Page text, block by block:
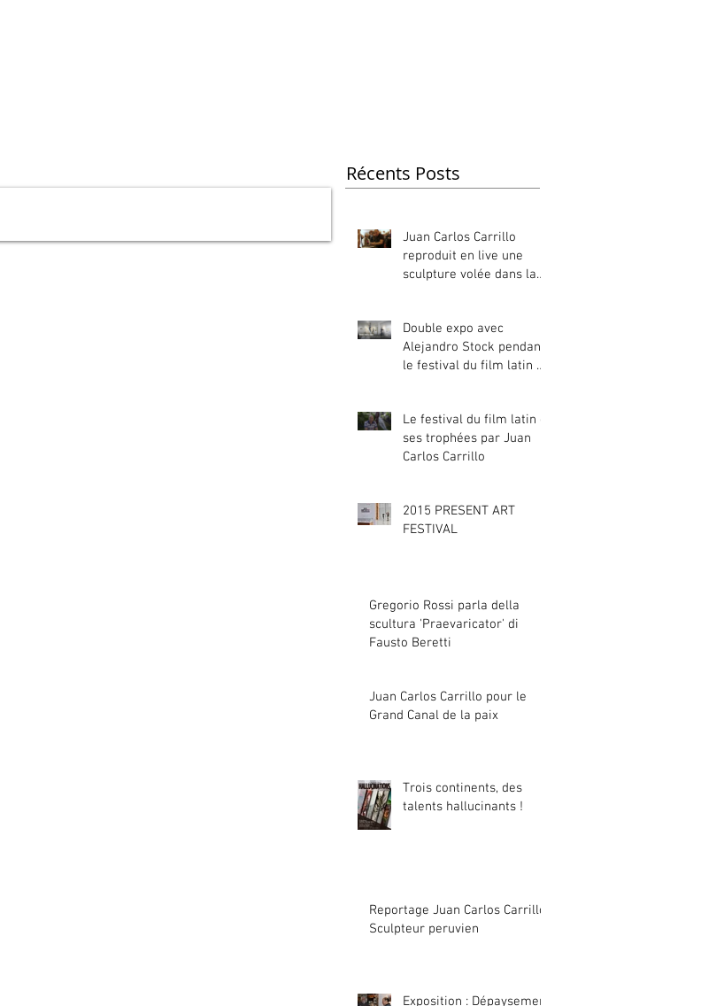
Récents Posts
Juan Carlos Carrillo
reproduit en live une
sculpture volée dans la
Double expo avec
Alejandro Stock pendant
le festival du film latin à
Le festival du film latin et
ses trophées par Juan
Carlos Carrillo
2015 PRESENT ART
FESTIVAL
Gregorio Rossi parla della
scultura 'Praevaricator' di
Fausto Beretti
Juan Carlos Carrillo pour le
Grand Canal de la paix
Trois continents, des
talents hallucinants !
Reportage Juan Carlos Carrillo,
Sculpteur peruvien
Exposition : Dépaysement